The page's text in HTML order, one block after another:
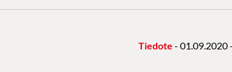
Tiedote - 01.09.2020